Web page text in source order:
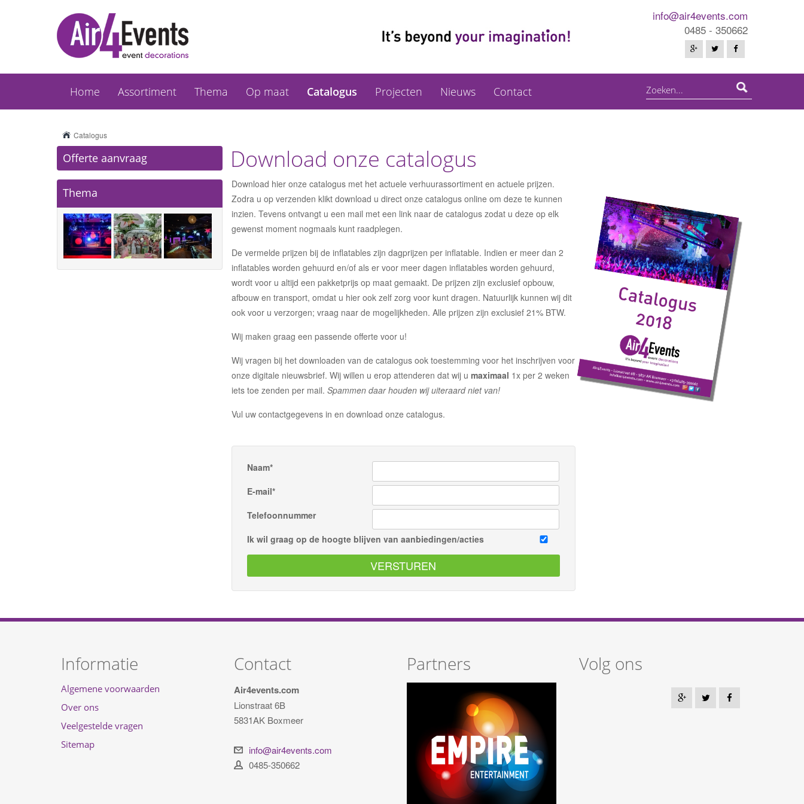
info@air4events.com
0485 - 350662
Home Assortiment Thema Op maat Catalogus Projecten Nieuws Contact
Catalogus
Offerte aanvraag
Thema
Download onze catalogus
Download hier onze catalogus met het actuele verhuurassortiment en actuele prijzen.
Zodra u op verzenden klikt download u direct onze catalogus online om deze te kunnen
inzien. Tevens ontvangt u een mail met een link naar de catalogus zodat u deze op elk
gewenst moment nogmaals kunt raadplegen.
De vermelde prijzen bij de inflatables zijn dagprijzen per inflatable. Indien er meer dan 2
inflatables worden gehuurd en/of als er voor meer dagen inflatables worden gehuurd,
wordt voor u altijd een pakketprijs op maat gemaakt. De prijzen zijn exclusief opbouw,
afbouw en transport, omdat u hier ook zelf zorg voor kunt dragen. Natuurlijk kunnen wij dit
ook voor u verzorgen; vraag naar de mogelijkheden. Alle prijzen zijn exclusief 21% BTW.
Wij maken graag een passende offerte voor u!
Wij vragen bij het downloaden van de catalogus ook toestemming voor het inschrijven voor
onze digitale nieuwsbrief. Wij willen u erop attenderen dat wij u maximaal 1x per 2 weken
iets toe zenden per mail. Spammen daar houden wij uiteraard niet van!
Vul uw contactgegevens in en download onze catalogus.
Naam*
E-mail*
Telefoonnummer
Ik wil graag op de hoogte blijven van aanbiedingen/acties
Informatie
Algemene voorwaarden
Over ons
Veelgestelde vragen
Sitemap
Contact
Air4events.com
Lionstraat 6B
5831AK Boxmeer
info@air4events.com
0485-350662
Partners Volg ons